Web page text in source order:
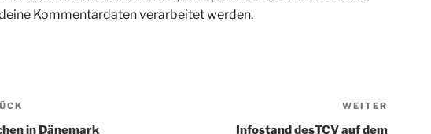
Kommentardaten verarbeitet werden.
in Dänemark
Beitrag
WEITER
Infostand desTCV auf dem